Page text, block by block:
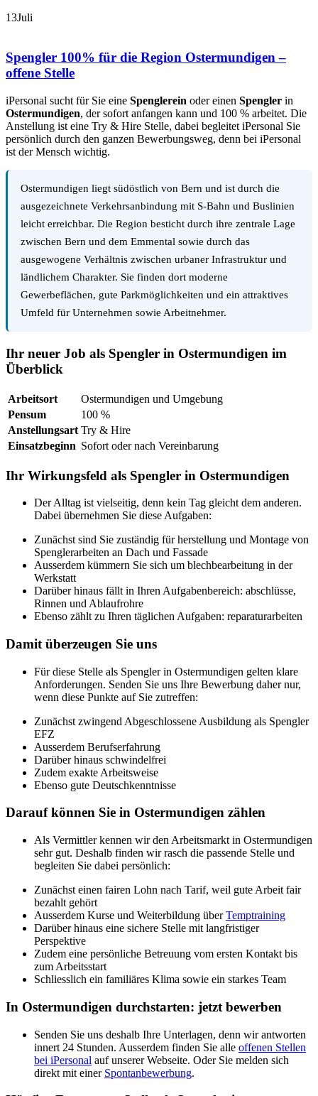
13Juli
Spengler 100% für die Region Ostermundigen –
offene Stelle
iPersonal sucht für Sie eine Spenglerein oder einen Spengler in
Ostermundigen, der sofort anfangen kann und 100 % arbeitet. Die
Anstellung ist eine Try & Hire Stelle, dabei begleitet iPersonal Sie
persönlich durch den ganzen Bewerbungsweg, denn bei iPersonal
ist der Mensch wichtig.
Ostermundigen liegt südöstlich von Bern und ist durch die
ausgezeichnete Verkehrsanbindung mit S-Bahn und Buslinien
leicht erreichbar. Die Region besticht durch ihre zentrale Lage
zwischen Bern und dem Emmental sowie durch das
ausgewogene Verhältnis zwischen urbaner Infrastruktur und
ländlichem Charakter. Sie finden dort moderne
Gewerbeflächen, gute Parkmöglichkeiten und ein attraktives
Umfeld für Unternehmen sowie Arbeitnehmer.
Ihr neuer Job als Spengler in Ostermundigen im
Überblick
Arbeitsort
Ostermundigen und Umgebung
Pensum
100 %
Anstellungsart Try & Hire
Einsatzbeginn Sofort oder nach Vereinbarung
Ihr Wirkungsfeld als Spengler in Ostermundigen
Der Alltag ist vielseitig, denn kein Tag gleicht dem anderen.
Dabei übernehmen Sie diese Aufgaben:
Zunächst sind Sie zuständig für herstellung und Montage von
Spenglerarbeiten an Dach und Fassade
Ausserdem kümmern Sie sich um blechbearbeitung in der
Werkstatt
Darüber hinaus fällt in Ihren Aufgabenbereich: abschlüsse,
Rinnen und Ablaufrohre
Ebenso zählt zu Ihren täglichen Aufgaben: reparaturarbeiten
Damit überzeugen Sie uns
Für diese Stelle als Spengler in Ostermundigen gelten klare
Anforderungen. Senden Sie uns Ihre Bewerbung daher nur,
wenn diese Punkte auf Sie zutreffen:
Zunächst zwingend Abgeschlossene Ausbildung als Spengler
EFZ
Ausserdem Berufserfahrung
Darüber hinaus schwindelfrei
Zudem exakte Arbeitsweise
Ebenso gute Deutschkenntnisse
Darauf können Sie in Ostermundigen zählen
Als Vermittler kennen wir den Arbeitsmarkt in Ostermundigen
sehr gut. Deshalb finden wir rasch die passende Stelle und
begleiten Sie dabei persönlich:
Zunächst einen fairen Lohn nach Tarif, weil gute Arbeit fair
bezahlt gehört
Ausserdem Kurse und Weiterbildung überTemptraining
Darüber hinaus eine sichere Stelle mit langfristiger
Perspektive
Zudem eine persönliche Betreuung vom ersten Kontakt bis
zum Arbeitsstart
Schliesslich ein familiäres Klima sowie ein starkes Team
In Ostermundigen durchstarten: jetzt bewerben
Senden Sie uns deshalb Ihre Unterlagen, denn wir antworten
innert 24 Stunden. Ausserdem finden Sie alle offenen Stellen
bei iPersonal auf unserer Webseite. Oder Sie melden sich
direkt mit einer Spontanbewerbung.